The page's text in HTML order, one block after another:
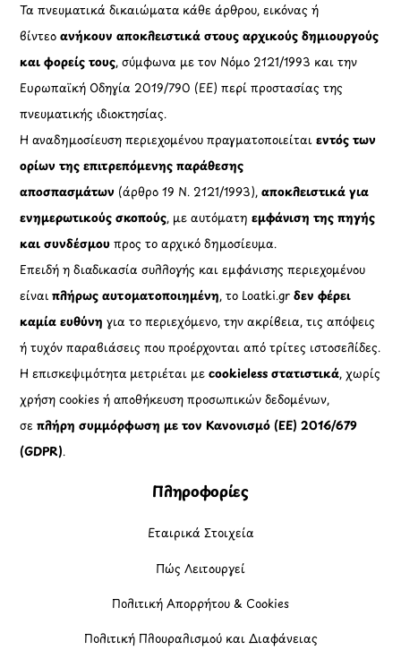
Τα πνευματικά δικαιώματα κάθε άρθρου, εικόνας ή
βίντεοανήκουν αποκλειστικά στους αρχικούς δημιουργούς
και φορείς τους, σύμφωνα με τον Νόμο 2121/1993 και την
Ευρωπαϊκή Οδηγία 2019/790 (ΕΕ) περί προστασίας της
πνευματικής ιδιοκτησίας.
Η αναδημοσίευση περιεχομένου πραγματοποιείταιεντός των
ορίων της επιτρεπόμενης παράθεσης
αποσπασμάτων (άρθρο 19 Ν. 2121/1993), αποκλειστικά για
ενημερωτικούς σκοπούς, με αυτόματηεμφάνιση της πηγής
και συνδέσμου προς το αρχικό δημοσίευμα.
Επειδή η διαδικασία συλλογής και εμφάνισης περιεχομένου
είναιπλήρως αυτοματοποιημένη, το Loatki.grδεν φέρει
καμία ευθύνη για το περιεχόμενο, την ακρίβεια, τις απόψεις
ή τυχόν παραβιάσεις που προέρχονται από τρίτες ιστοσελίδες.
Η επισκεψιμότητα μετριέται μεcookieless στατιστικά, χωρίς
χρήση cookies ή αποθήκευση προσωπικών δεδομένων,
σεπλήρη συμμόρφωση με τον Κανονισμό (ΕΕ) 2016/679
(GDPR).
Πληροφορίες
Εταιρικά Στοιχεία
Πώς Λειτουργεί
Πολιτική Απορρήτου & Cookies
Πολιτική Πλουραλισμού και Διαφάνειας